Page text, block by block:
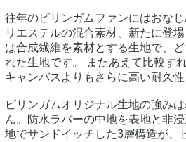
往年のビリンガムファンにはおな
リエステルの混合素材、新たに登
は合成繊維を素材とする生地で、
れた生地です。 またあえて比較す
キャンバスよりもさらに高い耐久性
ビリンガムオリジナル生地の強み
ん。防水ラバーの中地を表地と非
地でサンドイッチした3層構造が、